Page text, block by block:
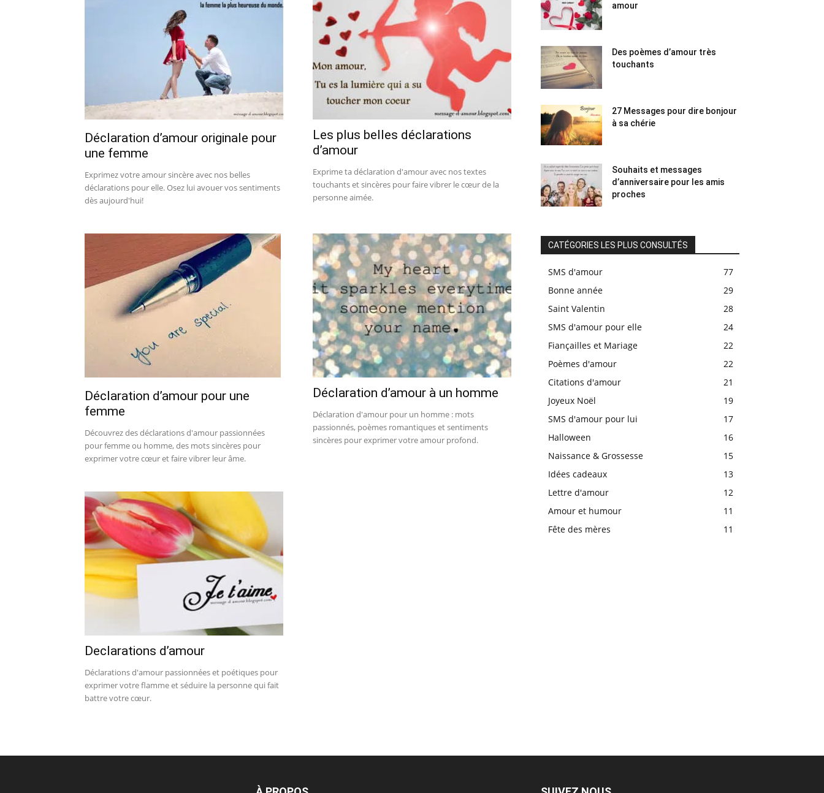
Déclaration d’amour originale pour
une femme
Exprimez votre amour sincère avec nos belles
déclarations pour elle. Osez lui avouer vos sentiments
dès aujourd'hui!
Les plus belles déclarations
d’amour
Exprime ta déclaration d'amour avec nos textes
touchants et sincères pour faire vibrer le cœur de la
personne aimée.
Déclaration d’amour pour une
femme
Découvrez des déclarations d'amour passionnées
pour femme ou homme, des mots sincères pour
exprimer votre cœur et faire vibrer leur âme.
Déclaration d’amour à un homme
Déclaration d'amour pour un homme : mots
passionnés, poèmes romantiques et sentiments
sincères pour exprimer votre amour profond.
Declarations d’amour
Déclarations d'amour passionnées et poétiques pour
exprimer votre flamme et séduire la personne qui fait
battre votre cœur.
amour
Des poèmes d’amour très
touchants
27 Messages pour dire bonjour
à sa chérie
Souhaits et messages
d’anniversaire pour les amis
proches
CATÉGORIES LES PLUS CONSULTÉS
SMS d'amour
77
Bonne année
29
Saint Valentin
28
SMS d'amour pour elle
24
Fiançailles et Mariage
22
Poèmes d'amour
22
Citations d'amour
21
Joyeux Noël
19
SMS d'amour pour lui
17
Halloween
16
Naissance & Grossesse
15
Idées cadeaux
13
Lettre d'amour
12
Amour et humour
11
Fête des mères
11